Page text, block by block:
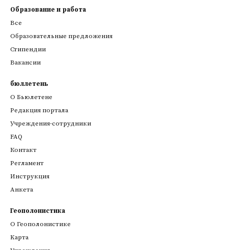
Образование и работа
Все
Образовательные предложения
Стипендии
Вакансии
бюллетень
О Бьюлетене
Редакция портала
Учреждения-сотрудники
FAQ
Контакт
Регламент
Инструкция
Анкета
Геополонистика
О Геополонистике
Kарта